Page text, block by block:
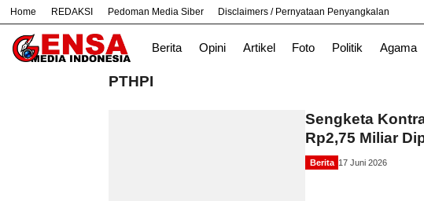
Home REDAKSI Pedoman Media Siber Disclaimers / Pernyataan Penyangkalan
Berita Opini Artikel Foto Politik Agama
# Bandung Bekasi Hukum Nasional News
PTHPI
Sengketa
Rp2,75 Miliar
Berita 17 Juni 2026